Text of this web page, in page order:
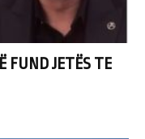
FUND JETËS TE